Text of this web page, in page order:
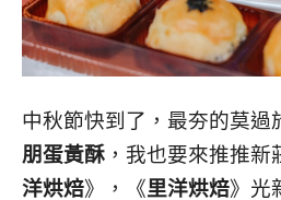
中秋節快到了，最夯的莫過
朋蛋黃酥 ，我也要來推推新
洋烘焙》，《里洋烘焙》光